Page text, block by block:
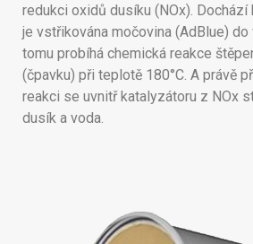
redukci oxidů dusíku (NOx).
je vstřikována močovina (AdBlue)
tomu probíhá chemická reakce
(čpavku) při teplotě 180°C. A právě
reakci se uvnitř katalyzátoru z NOx
dusík a voda.